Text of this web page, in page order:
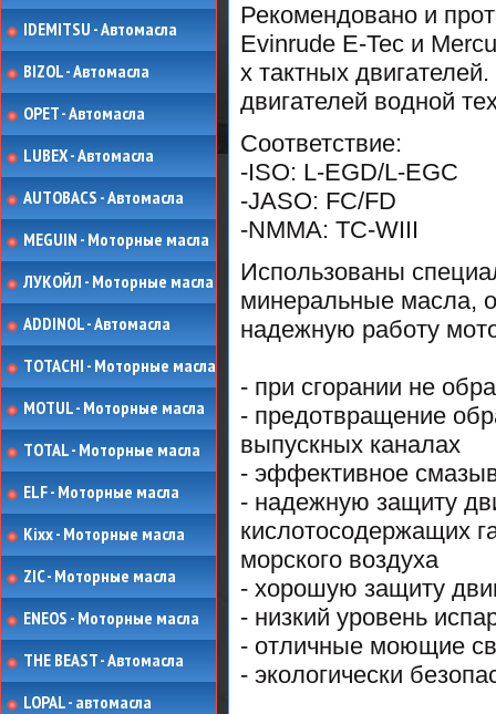
IDEMITSU - Автомасла
BIZOL - Автомасла
OPET - Автомасла
LUBEX - Автомасла
AUTOBACS - Автомасла
MEGUIN - Моторные масла
ЛУКОЙЛ - Моторные масла
ADDINOL - Автомасла
TOTACHI - Моторные масла
MOTUL - Моторные масла
TOTAL - Моторные масла
ELF - Моторные масла
Kixx - Моторные масла
ZIC - Моторные масла
ENEOS - Моторные масла
THE BEAST - Автомасла
LOPAL - автомасла
Рекомендовано и
Evinrude E-Tec и
х тактных
двигателей водной
Соответствие:
-ISO: L-EGD/L-EGC
-JASO: FC/FD
-NMMA: TC-WIII
Использованы
минеральные масла,
надежную работу
- при сгорании не
- предотвращение
выпускных каналах
- эффективное
- надежную защиту
кислотосодержащих
морского воздуха
- хорошую защиту
- низкий уровень
- отличные моющие
- экологически